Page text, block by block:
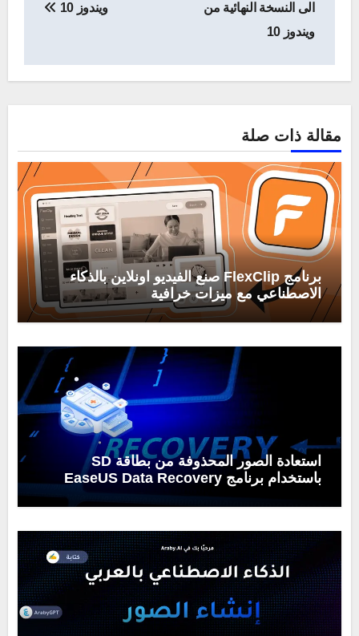
الى النسخة النهائية من
ويندوز 10
ويندوز 10
مقالة ذات صلة
برنامج FlexClip صنع الفيديو اونلاين بالذكاء
الاصطناعي مع ميزات خرافية
استعادة الصور المحذوفة من بطاقة SD
باستخدام برنامج EaseUS Data Recovery